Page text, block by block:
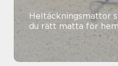
Heltäckningsmattor
du rätt matta för